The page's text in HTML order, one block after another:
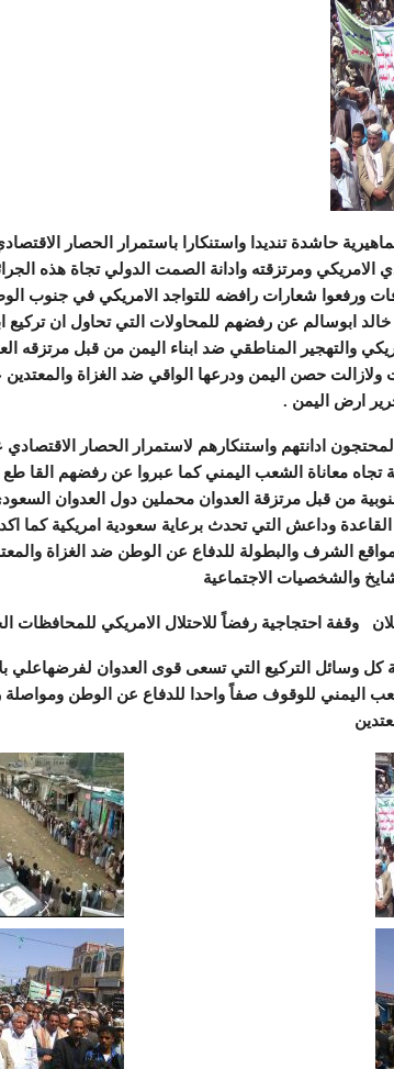
حاشدة تنديدا واستنكارا باستمرار الحصار
الامريكي ومرتزقته وادانة الصمت الدولي تجاة هذه
ورفعوا شعارات رافضه للتواجد الامريكي في جنوب
ابوسالم عن رفضهم للمحاولات التي تحاول ان تركيع
والتهجير المناطقي ضد ابناء اليمن من قبل مرتزقه
ولازالت حصن اليمن ودرعها الواقي ضد الغزاة والمعتدين
ارض اليمن .
ادانتهم واستنكارهم لاستمرار الحصار الاقتصادي
تجاه معاناة الشعب اليمني كما عبروا عن رفضهم القا طع
من قبل مرتزقة العدوان محملين دول العدوان
وداعش التي تحدث برعاية سعودية امريكية كما
الشرف والبطولة للدفاع عن الوطن ضد الغزاة
والشخصيات الاجتماعية
وقفة احتجاجية رفضاً للاحتلال الامريكي للمحافظات
وسائل التركيع التي تسعى قوى العدوان لفرضهاعلي
اليمني للوقوف صفاً واحدا للدفاع عن الوطن ومواصلة